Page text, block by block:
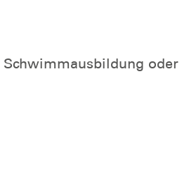
Schwimmausbildung oder